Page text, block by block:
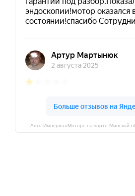
Авто-ИмпериалМоторс на карте Минской